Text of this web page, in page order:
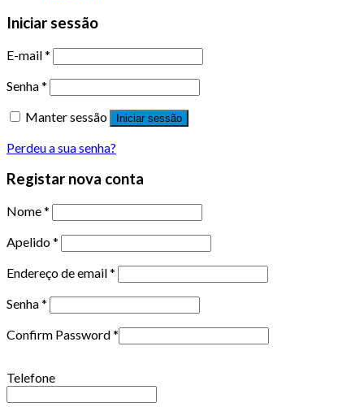
Iniciar sessão
E-mail*
Senha*
Manter sessão
Iniciar sessão
Perdeu a sua senha?
Registar nova conta
Nome*
Apelido*
Endereço de email*
Senha*
Confirm Password*
Telefone